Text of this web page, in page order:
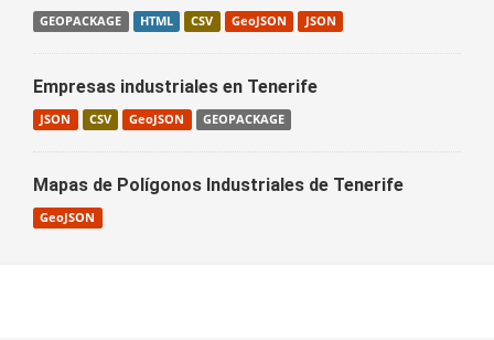
GEOPACKAGE HTML CSV GeoJSON JSON
Empresas industriales en Tenerife
JSON CSV GeoJSON GEOPACKAGE
Mapas de Polígonos Industriales de Tenerife
GeoJSON